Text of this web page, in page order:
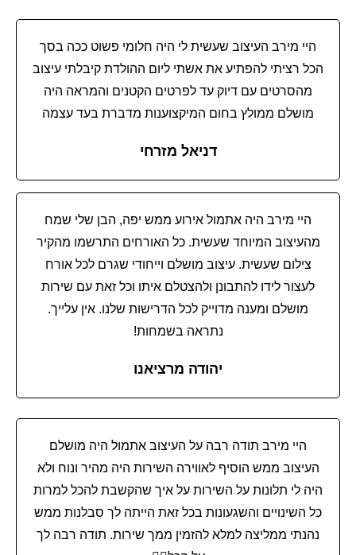
היי מירב העיצוב שעשית לי היה חלומי פשוט ככה בסך
הכל רציתי להפתיע את אשתי ליום ההולדת קיבלתי עיצוב
מהסרטים עם דיוק עד לפרטים הקטנים והמראה היה
מושלם ממולץ בחום המיקצוענות מדברת בעד עצמה
דניאל מזרחי
היי מירב היה אתמול אירוע ממש יפה, הבן שלי שמח
מהעיצוב המיוחד שעשית. כל האורחים התרשמו מהקיר
צילום שעשית. עיצוב מושלם וייחודי שגרם לכל אורח
לעצור לידו להתבונן ולהצטלם איתו וכל זאת עם שירות
מושלם ומענה מדוייק לכל הדרישות שלנו. אין עלייך.
נתראה בשמחות!
יהודה מרציאנו
היי מירב תודה רבה על העיצוב אתמול היה מושלם
העיצוב ממש הוסיף לאווירה השירות היה מהיר ונוח ולא
היה לי תלונות על השירות על איך שהקשבת להכל למרות
כל השינויים והשגעונות בכל זאת הייתה לך סבלנות ממש
נהנתי ממליצה למלא להזמין ממך שירות. תודה רבה לך